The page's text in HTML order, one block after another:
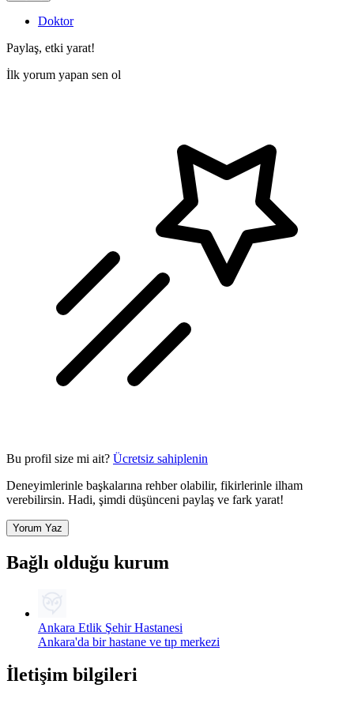
Doktor
Paylaş, etki yarat!
İlk yorum yapan sen ol
Bu profil size mi ait? Ücretsiz sahiplenin
Deneyimlerinle başkalarına rehber olabilir, fikirlerinle ilham
verebilirsin. Hadi, şimdi düşünceni paylaş ve fark yarat!
Yorum Yaz
Bağlı olduğu kurum
Ankara Etlik Şehir Hastanesi
Ankara'da bir hastane ve tıp merkezi
İletişim bilgileri